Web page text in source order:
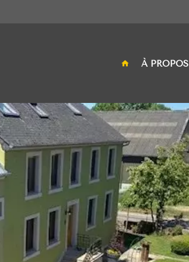
À PROPOS